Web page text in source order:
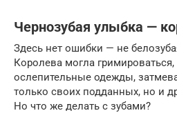
Чернозубая улыбка —
Здесь нет ошибки — не
Королева могла
ослепительные одежды,
только своих подданных, но и
Но что же делать с зубами?